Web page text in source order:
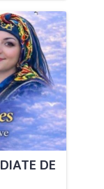
DE